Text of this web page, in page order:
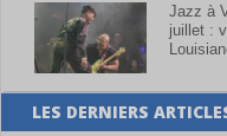
Jazz à
juillet :
LES DERNIERS